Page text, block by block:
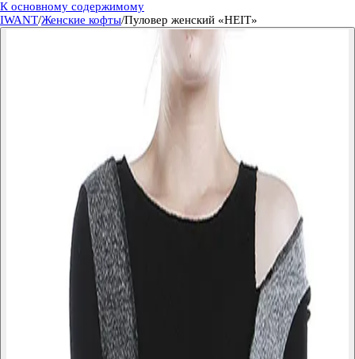
К основному содержимому
IWANT/Женские кофты/Пуловер женский «HEIT»